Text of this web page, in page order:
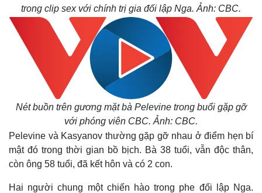
trong clip sex với chính trị gia đối lập Nga. Ảnh: CBC.
Nét buồn trên gương mặt bà Pelevine trong buổi gặp gỡ
với phóng viên CBC. Ảnh: CBC.
Pelevine và Kasyanov thường gặp gỡ nhau ở điểm hẹn bí
mật đó trong thời gian bồ bịch. Bà 38 tuổi, vẫn độc thân,
còn ông 58 tuổi, đã kết hôn và có 2 con.
Hai người chung một chiến hào trong phe đối lập Nga.